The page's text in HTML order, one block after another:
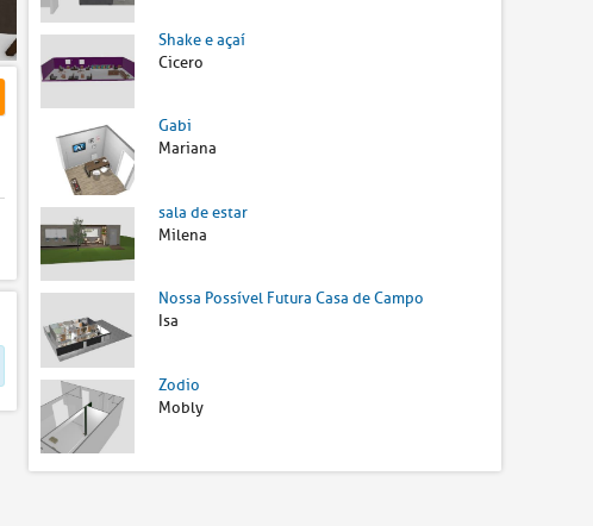
Shake e açaí
Cicero
Gabi
Mariana
sala de estar
Milena
Nossa Possível Futura Casa de Campo
Isa
Zodio
Mobly